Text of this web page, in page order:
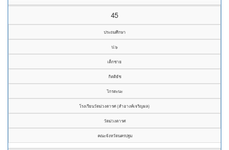
45
ประถมศึกษา
ป.๖
เด็กชาย
กิตติธัช
ไกรตะนะ
โรงเรียนวัดม่วงตารศ (สำอางค์เจริญผล)
วัดม่วงตารศ
คณะจังหวัดนครปฐม